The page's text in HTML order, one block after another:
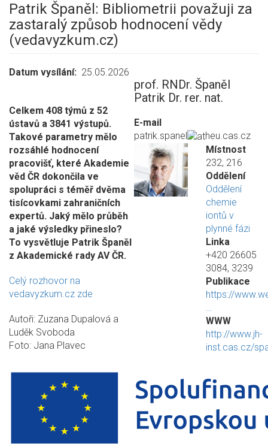
Patrik Španěl: Bibliometrii považuji za
zastaralý způsob hodnocení vědy
(vedavyzkum.cz)
Datum vysílání 25.05.2026
Celkem 408 týmů z 52
ústavů a 3841 výstupů.
Takové parametry mělo
rozsáhlé hodnocení
pracovišť, které Akademie
věd ČR dokončila ve
spolupráci s téměř dvěma
tisícovkami zahraničních
expertů. Jaký mělo průběh
a jaké výsledky přineslo?
To vysvětluje Patrik Španěl
z Akademické rady AV ČR.
Celý rozhovor na
vedavyzkum.cz zde
Autoři: Zuzana Dupalová a
Luděk Svoboda
Foto: Jana Plavec
prof. RNDr. Španěl
Patrik Dr. rer. nat.
E-mail
patrik.spanel
heu.cas.cz
Místnost
232, 216
Oddělení
Oddělení
chemie
iontů v
plynné fázi
Linka
+420 26605
3084, 3239
Publikace
https://
WWW
http://www.jh-
inst.cas.cz/